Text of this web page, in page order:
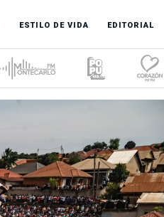
ESTILO DE VIDA EDITORIAL